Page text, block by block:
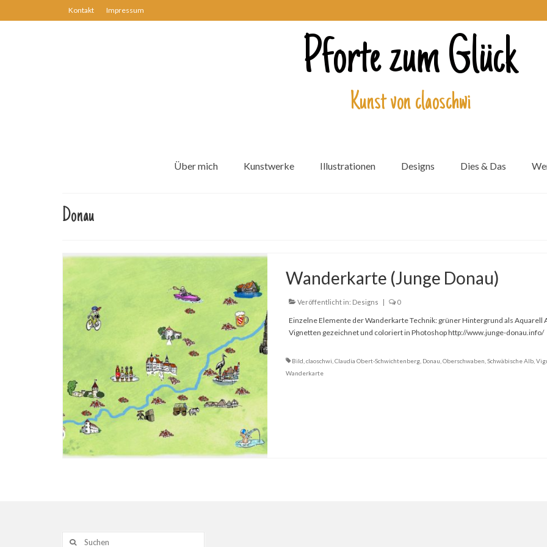
Kontakt Impressum
Pforte zum Glück
Kunst von claoschwi
Über mich Kunstwerke Illustrationen Designs Dies & Das
Donau
Wanderkarte (Junge Donau)
Veröffentlicht in: Designs | 0
Einzelne Elemente der Wanderkarte Technik: grüner Hintergrund als Aquarell
Vignetten gezeichnet und coloriert in Photoshop http://www.junge-donau.info/
Bild claoschwi Claudia Obert-Schwichtenberg, Donau Oberschwaben Schwäbische Alb,
Wanderkarte